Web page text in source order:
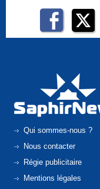
Qui sommes-nous ?
Nous contacter
Régie publicitaire
Mentions légales